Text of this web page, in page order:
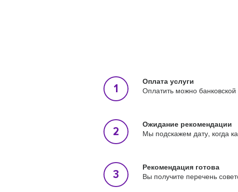
Оплата услуги
Оплатить можно
Ожидание рекомендации
Мы подскажем дату, когда
Рекомендация готова
Вы получите перечень